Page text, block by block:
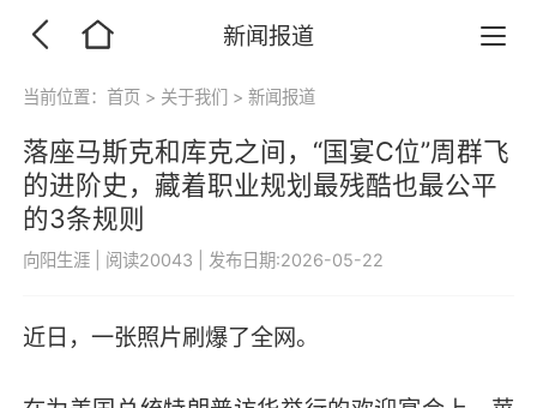
新闻报道
当前位置：首页 > 关于我们 > 新闻报道
落座马斯克和库克之间，“国宴C位”周群飞
的进阶史，藏着职业规划最残酷也最公平
的3条规则
向阳生涯 阅读20043 发布日期:2026-05-22
近日，一张照片刷爆了全网。